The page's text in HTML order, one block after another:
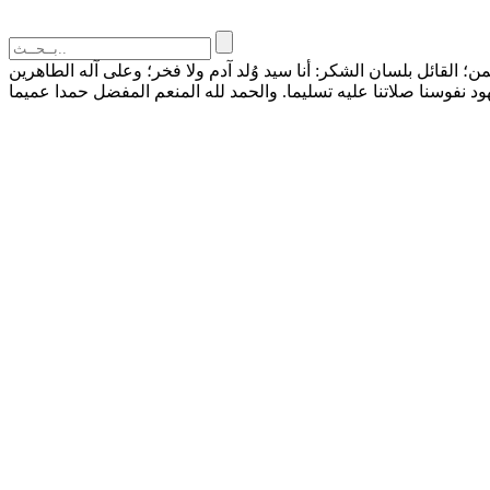
بلسان الشكر: أنا سيد وُلد آدم ولا فخر؛ وعلى آله الطاهرين